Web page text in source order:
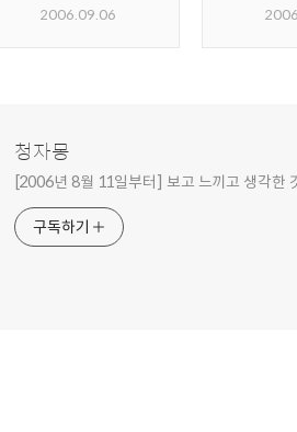
2006.09.06
청자몽
[2006년 8월 11일부터] 보고 느끼고 생각한
구독하기